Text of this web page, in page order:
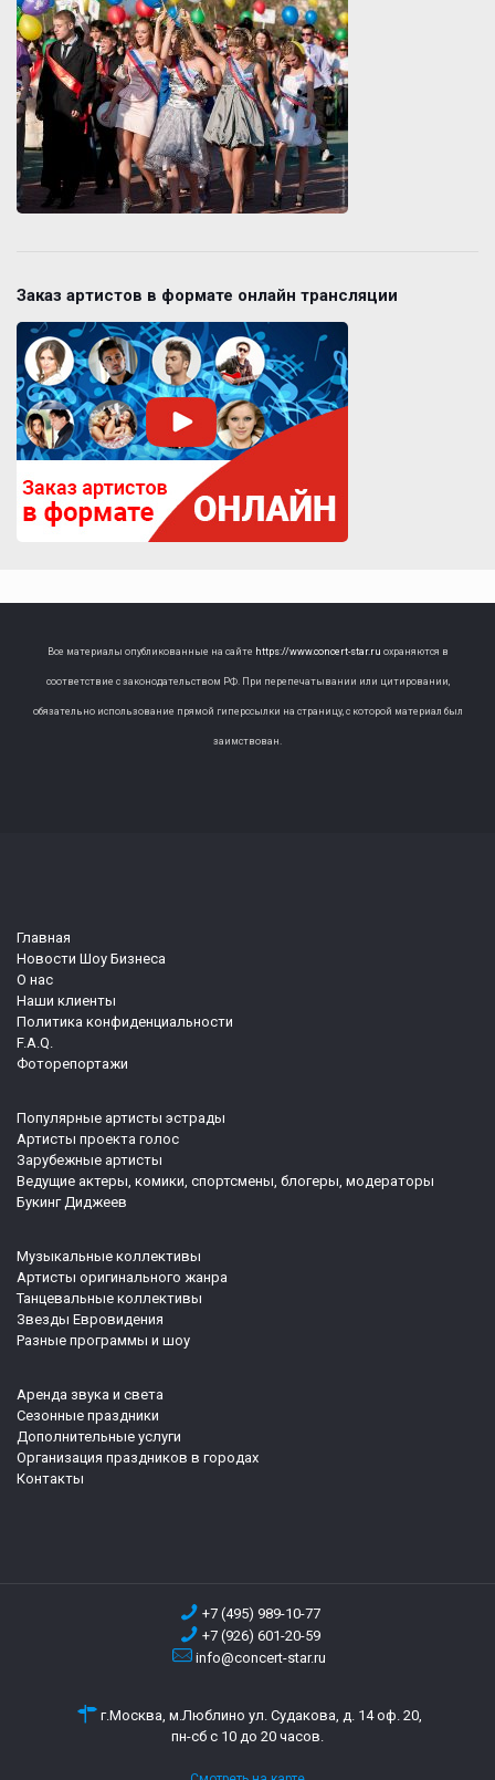
Заказ артистов в формате онлайн трансляции
Все материалы опубликованные на сайте https://www.concert-star.ru охраняются в
соответствие с законодательством РФ. При перепечатывании или цитировании,
обязательно использование прямой гиперссылки на страницу, с которой материал был
заимствован.
Главная
Новости Шоу Бизнеса
О нас
Наши клиенты
Политика конфиденциальности
F.A.Q.
Фоторепортажи
Популярные артисты эстрады
Артисты проекта голос
Зарубежные артисты
Ведущие актеры, комики, спортсмены, блогеры, модераторы
Букинг Диджеев
Музыкальные коллективы
Артисты оригинального жанра
Танцевальные коллективы
Звезды Евровидения
Разные программы и шоу
Аренда звука и света
Сезонные праздники
Дополнительные услуги
Организация праздников в городах
Контакты
+7 (495) 989-10-77
+7 (926) 601-20-59
info@concert-star.ru
г.Москва, м.Люблино ул. Судакова, д. 14 оф. 20,
пн-сб с 10 до 20 часов.